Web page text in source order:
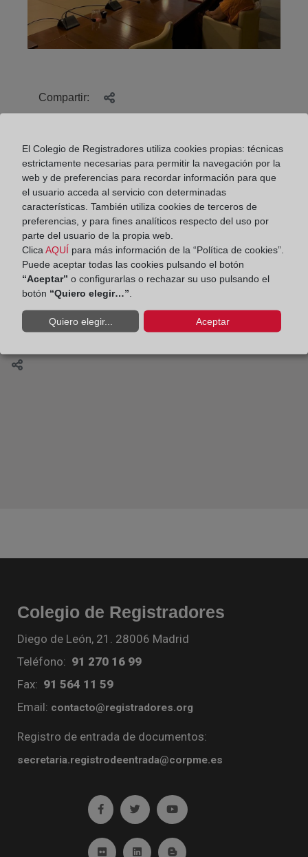
Compartir:
Conferencia a cargo de Eva Orúe, directora de la
Feria del Libro de Madrid
Celebramos la primera sesión del club de lectura de
registradores, dedicada a Patrick Modiano.
Colegio de Registradores
Diego de León, 21. 28006 Madrid
Teléfono: 91 270 16 99
Fax: 91 564 11 59
Email: contacto@registradores.org
Registro de entrada de documentos:
secretaria.registrodeentrada@corpme.es
Ir a facebook (abre en ventana nueva)
Ir a twitter (abre en ventana nueva)
Ir a YouTube (abre en
Ir a Flickr (abre en ventana nueva)
Ir a Linkedin (abre en ventana nueva)
Ir al Blog (abre en ventana
El Colegio de Registradores utiliza cookies propias: técnicas
estrictamente necesarias para permitir la navegación por la
web y de preferencias para recordar información para que
el usuario acceda al servicio con determinadas
características. También utiliza cookies de terceros de
preferencias, y para fines analíticos respecto del uso por
parte del usuario de la propia web.
Clica AQUÍ para más información de la “Política de cookies”.
Puede aceptar todas las cookies pulsando el botón
“Aceptar” o configurarlas o rechazar su uso pulsando el
botón “Quiero elegir…”
Quiero elegir... Aceptar